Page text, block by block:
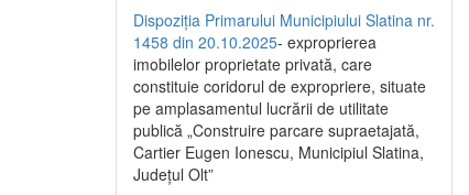
Dispoziția Primarului Municipiului Slatina nr.
1458 din 20.10.2025- exproprierea
imobilelor proprietate privată, care
constituie coridorul de expropriere, situate
pe amplasamentul lucrării de utilitate
publică „Construire parcare supraetajată,
Cartier Eugen Ionescu, Municipiul Slatina,
Județul Olt”